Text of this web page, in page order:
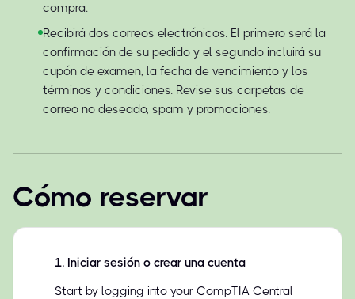
compra.
Recibirá dos correos electrónicos. El primero será la
confirmación de su pedido y el segundo incluirá su
cupón de examen, la fecha de vencimiento y los
términos y condiciones. Revise sus carpetas de
correo no deseado, spam y promociones.
Cómo reservar
1. Iniciar sesión o crear una cuenta
Start by logging into your CompTIA Central